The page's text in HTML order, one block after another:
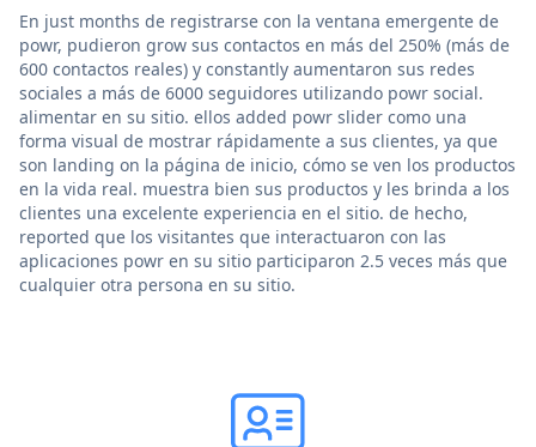
En just months de registrarse con la ventana emergente de
powr, pudieron grow sus contactos en más del 250% (más de
600 contactos reales) y constantly aumentaron sus redes
sociales a más de 6000 seguidores utilizando powr social.
alimentar en su sitio. ellos added powr slider como una
forma visual de mostrar rápidamente a sus clientes, ya que
son landing on la página de inicio, cómo se ven los productos
en la vida real. muestra bien sus productos y les brinda a los
clientes una excelente experiencia en el sitio. de hecho,
reported que los visitantes que interactuaron con las
aplicaciones powr en su sitio participaron 2.5 veces más que
cualquier otra persona en su sitio.